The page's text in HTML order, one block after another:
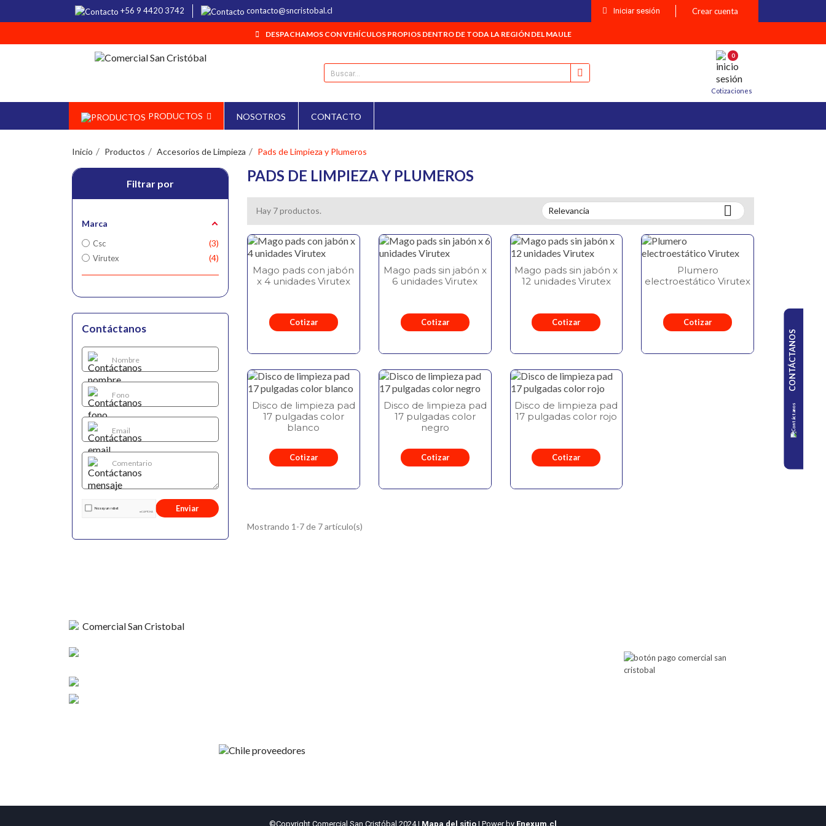
+56 9 4420 3742 contacto@sncristobal.cl Iniciar sesión Crear cuenta
DESPACHAMOS CON VEHÍCULOS PROPIOS DENTRO DE TODA LA REGIÓN DEL MAULE
0
Cotizaciones
PRODUCTOS NOSOTROS CONTACTO
Inicio Productos Accesorios de Limpieza Pads de Limpieza y Plumeros
Filtrar por
Marca
Csc 3
Virutex 4
Contáctanos
Enviar
PADS DE LIMPIEZA Y PLUMEROS
Hay 7 productos. Relevancia 
Mago pads con jabón
x 4 unidades Virutex
Cotizar
Mago pads sin jabón x
6 unidades Virutex
Cotizar
Mago pads sin jabón x
12 unidades Virutex
Cotizar
Plumero
electroestático Virutex
Cotizar
Disco de limpieza pad
17 pulgadas color
blanco
Cotizar
Disco de limpieza pad
17 pulgadas color
negro
Cotizar
Disco de limpieza pad
17 pulgadas color rojo
Cotizar
Mostrando 1-7 de 7 artículo(s)
CONTÁCTANOS
©Copyright Comercial San Cristóbal 2024| Mapa del sitio | Power by Enexum.cl